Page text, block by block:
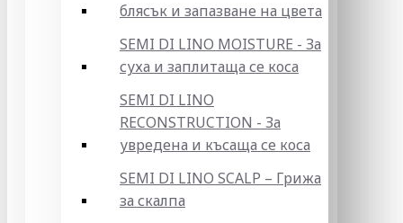
блясък и запазване на цвета
SEMI DI LINO MOISTURE - За
суха и заплитаща се коса
SEMI DI LINO
RECONSTRUCTION - За
увредена и късаща се коса
SEMI DI LINO SCALP – Грижа
за скалпа